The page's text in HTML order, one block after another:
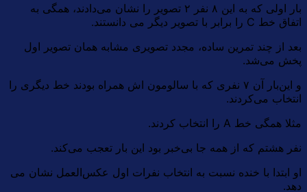
بار اولی که به این ۸ نفر ۲ تصویر را نشان می‌دادند، همگی به
اتفاق خط C را برابر با تصویر دیگر می دانستند.
بعد از چند تمرین ساده، مجدد تصویری مشابه همان تصویر اول
پخش می‌شد.
و این‌بار آن ۷ نفری که با سالومون اش همراه بودند خط دیگری را
انتخاب می‌کردند.
مثلا همگی خط A را انتخاب کردند.
نفر هشتم که از همه جا بی‌خبر بود این بار تعجب می‌کند.
او ابتدا با خنده نسبت به انتخاب نفرات اول عکس‌العمل نشان می
دهد.